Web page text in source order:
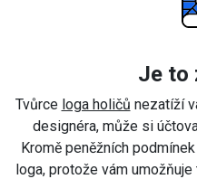
Je to
Tvůrce loga holičů nezatíží
designéra, může si
Kromě peněžních
loga, protože vám